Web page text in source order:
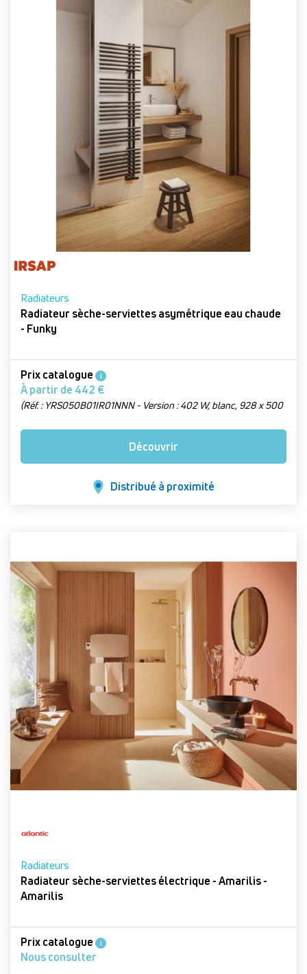
Radiateurs
Radiateur sèche-serviettes asymétrique eau chaude
- Funky
Prix catalogue i
À partir de 442 €
(Réf. : YRS050B01IR01NNN - Version : 402 W, blanc, 928 x 500
Découvrir
Distribué à proximité
Radiateurs
Radiateur sèche-serviettes électrique - Amarilis -
Amarilis
Prix catalogue i
Nous consulter